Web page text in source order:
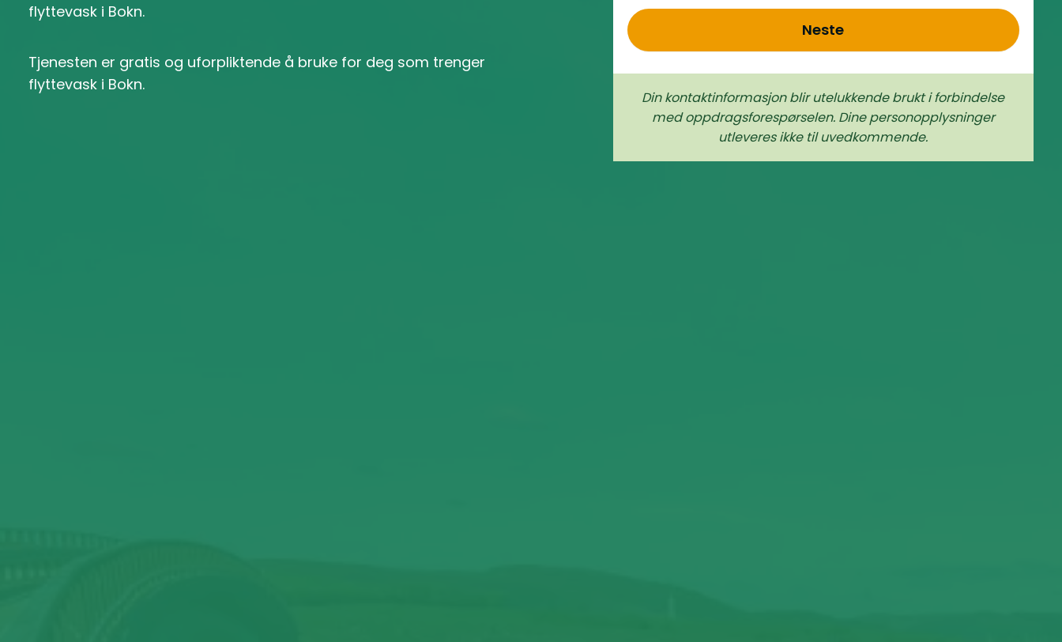
flyttevask i Bokn.
Tjenesten er gratis og uforpliktende å bruke for deg som trenger
flyttevask i Bokn.
Neste
Din kontaktinformasjon blir utelukkende brukt i forbindelse
med oppdrags­forespørselen. Dine person­­opplysninger
utleveres ikke til uvedkommende.